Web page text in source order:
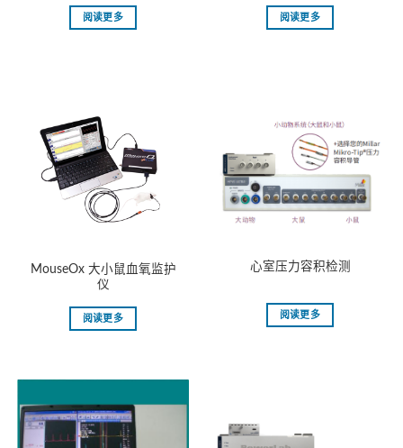
阅读更多 阅读更多
MouseOx 大小鼠血氧监护
仪
阅读更多
⼼室压⼒容积检测
阅读更多